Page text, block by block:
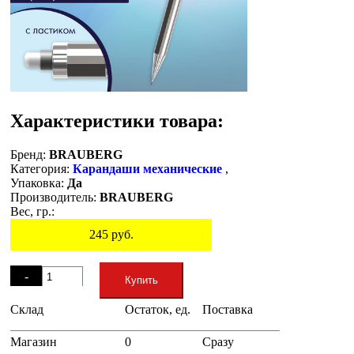
Характеристики товара:
Бренд: BRAUBERG
Категория: Карандаши механические ,
Упаковка: Да
Производитель: BRAUBERG
Вес, гр.:
245руб.
-
+
Купить
Склад Остаток, ед. Поставка
Магазин 0 Сразу